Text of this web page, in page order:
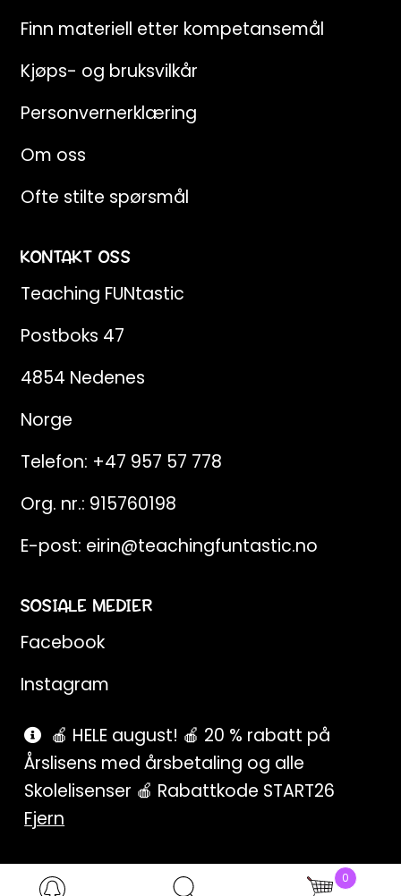
Finn materiell etter kompetansemål
Kjøps- og bruksvilkår
Personvernerklæring
Om oss
Ofte stilte spørsmål
KONTAKT OSS
Teaching FUNtastic
Postboks 47
4854 Nedenes
Norge
Telefon: +47 957 57 778
Org. nr.: 915760198
E-post: eirin@teachingfuntastic.no
SOSIALE MEDIER
Facebook
Instagram
Pinterest
SnapChat
0
🍎 HELE august! 🍎 20 % rabatt på
Årslisens med årsbetaling og alle
Skolelisenser 🍎 Rabattkode START26
Fjern